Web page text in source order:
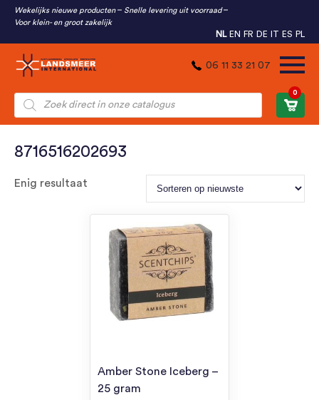
Wekelijks nieuwe producten
Snelle levering uit voorraad
Voor klein- en groot zakelijk
NL EN FR DE IT ES PL
06 11 33 21 07
Producten
zoeken
0
8716516202693
Enig resultaat
Amber Stone Iceberg –
25 gram